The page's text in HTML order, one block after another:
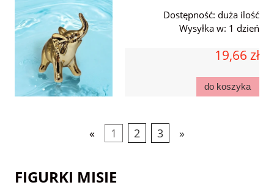
Dostępność: duża ilość
Wysyłka w: 1 dzień
19,66 zł
do koszyka
« 1 2 3 »
FIGURKI MISIE